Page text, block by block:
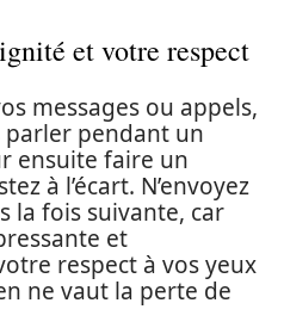
et votre respect
messages ou appels,
parler pendant un
ensuite faire un
à l’écart. N’envoyez
la fois suivante, car
et
respect à vos yeux
ne vaut la perte de